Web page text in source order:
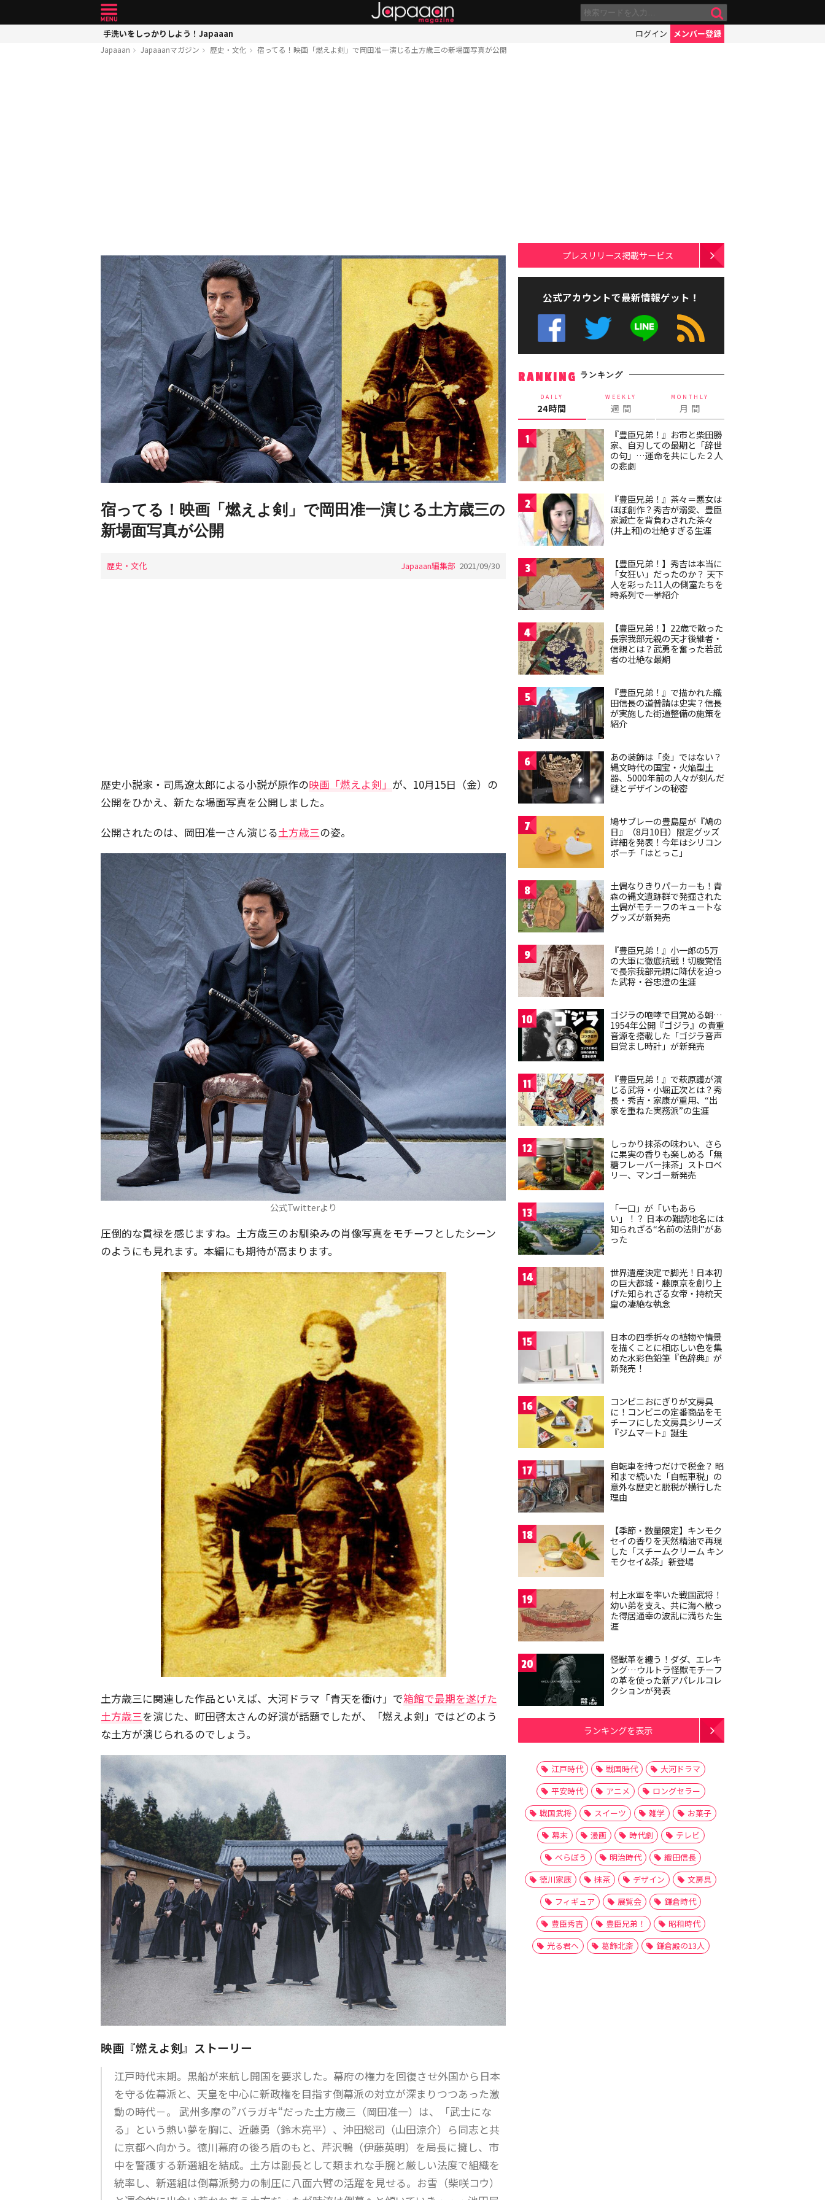
手洗いをしっかりしよう！Japaaan ログイン メンバー登録
Japaaan Japaaanマガジン 歴史・文化 宿ってる！映画「燃えよ剣」で岡田准一演じる土方歳三の新場面写真が公開
宿ってる！映画「燃えよ剣」で岡田准一演じる土方歳三の
新場面写真が公開
歴史・文化 Japaaan編集部 2021/09/30
歴史小説家・司馬遼太郎による小説が原作の映画「燃えよ剣」 が、10月15日（金）の
公開をひかえ、新たな場面写真を公開しました。
公開されたのは、岡田准一さん演じる土方歳三の姿。
公式Twitterより
圧倒的な貫禄を感じますね。土方歳三のお馴染みの肖像写真をモチーフとしたシーン
のようにも見れます。本編にも期待が高まります。
土方歳三に関連した作品といえば、大河ドラマ「青天を衝け」で箱館で最期を遂げた
土方歳三を演じた、町田啓太さんの好演が話題でしたが、「燃えよ剣」ではどのよう
な土方が演じられるのでしょう。
映画『燃えよ剣』ストーリー
江戸時代末期。黒船が来航し開国を要求した。幕府の権力を回復させ外国から日本
を守る佐幕派と、天皇を中心に新政権を目指す倒幕派の対立が深まりつつあった激
動の時代－。 武州多摩の”バラガキ“だった土方歳三（岡田准一）は、「武士にな
る」という熱い夢を胸に、近藤勇（鈴木亮平）、沖田総司（山田涼介）ら同志と共
に京都へ向かう。徳川幕府の後ろ盾のもと、芹沢鴨（伊藤英明）を局長に擁し、市
中を警護する新選組を結成。土方は副長として類まれな手腕と厳しい法度で組織を
統率し、新選組は倒幕派勢力の制圧に八面六臂の活躍を見せる。お雪（柴咲コウ）
プレスリリース掲載サービス
公式アカウントで最新情報ゲット！
RANKING ランキング
DAILY
24時間
WEEKLY
週 間
MONTHLY
月 間
1
『豊臣兄弟！』お市と柴田勝
家、自刃しての最期と「辞世
の句」…運命を共にした２人
の悲劇
2
『豊臣兄弟！』茶々＝悪女は
ほぼ創作？秀吉が溺愛、豊臣
家滅亡を背負わされた茶々
(井上和)の壮絶すぎる生涯
3
【豊臣兄弟！】秀吉は本当に
「女狂い」だったのか？ 天下
人を彩った11人の側室たちを
時系列で一挙紹介
4
【豊臣兄弟！】22歳で散った
長宗我部元親の天才後継者・
信親とは？武勇を奮った若武
者の壮絶な最期
5
『豊臣兄弟！』で描かれた織
田信長の道普請は史実？信長
が実施した街道整備の施策を
紹介
6
あの装飾は「炎」ではない？
縄文時代の国宝・火焔型土
器、5000年前の人々が刻んだ
謎とデザインの秘密
7
鳩サブレーの豊島屋が『鳩の
日』（8月10日）限定グッズ
詳細を発表！今年はシリコン
ポーチ「はとっこ」
8
土偶なりきりパーカーも！青
森の縄文遺跡群で発掘された
土偶がモチーフのキュートな
グッズが新発売
9
『豊臣兄弟！』小一郎の5万
の大軍に徹底抗戦！切腹覚悟
で長宗我部元親に降伏を迫っ
た武将・谷忠澄の生涯
10
ゴジラの咆哮で目覚める朝…
1954年公開『ゴジラ』の貴重
音源を搭載した「ゴジラ音声
目覚まし時計」が新発売
11
『豊臣兄弟！』で萩原護が演
じる武将・小堀正次とは？秀
長・秀吉・家康が重用、“出
家を重ねた実務派”の生涯
12
しっかり抹茶の味わい、さら
に果実の香りも楽しめる「無
糖フレーバー抹茶」ストロベ
リー、マンゴー新発売
13
「一口」が「いもあら
い」！？ 日本の難読地名には
知られざる“名前の法則”があ
った
14
世界遺産決定で脚光！日本初
の巨大都城・藤原京を創り上
げた知られざる女帝・持統天
皇の凄絶な執念
15
日本の四季折々の植物や情景
を描くことに相応しい色を集
めた水彩色鉛筆『色辞典』が
新発売！
16
コンビニおにぎりが文房具
に！コンビニの定番商品をモ
チーフにした文房具シリーズ
『ジムマート』誕生
17
自転車を持つだけで税金？ 昭
和まで続いた「自転車税」の
意外な歴史と脱税が横行した
理由
18
【季節・数量限定】キンモク
セイの香りを天然精油で再現
した「スチームクリーム キン
モクセイ&茶」新登場
19
村上水軍を率いた戦国武将！
幼い弟を支え、共に海へ散っ
た得居通幸の波乱に満ちた生
涯
20
怪獣革を纏う！ダダ、エレキ
ング…ウルトラ怪獣モチーフ
の革を使った新アパレルコレ
クションが発表
ランキングを表示
江戸時代 戦国時代
大河ドラマ
平安時代
アニメ
ロングセラー
戦国武将
スイーツ 雑学
お菓子
幕末
漫画 時代劇
テレビ
べらぼう
明治時代
織田信長
徳川家康
抹茶 デザイン
文房具
フィギュア
展覧会
鎌倉時代
豊臣秀吉
豊臣兄弟！
昭和時代
光る君へ
葛飾北斎 鎌倉殿の13人